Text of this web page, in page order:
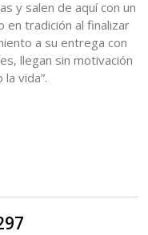
y salen de aquí con un
en tradición al finalizar
a su entrega con
llegan sin motivación
vida”.